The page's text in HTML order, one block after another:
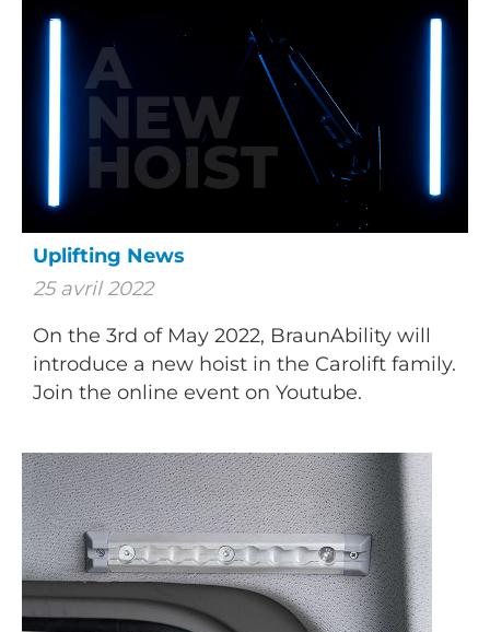
Uplifting News
25 avril 2022
On the 3rd of May 2022, BraunAbility will
introduce a new hoist in the Carolift family.
Join the online event on Youtube.